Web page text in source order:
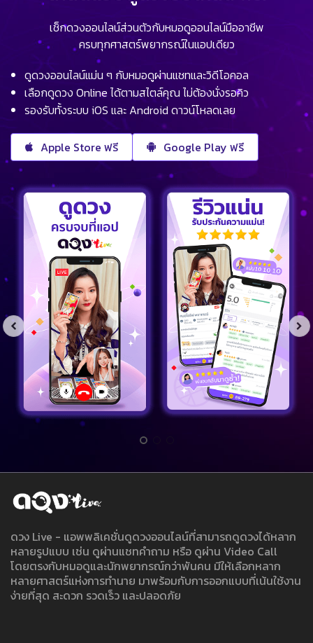
เช็กดวงออนไลน์ส่วนตัวกับหมอดูออนไลน์มืออาชีพ
ครบทุกศาสตร์พยากรณ์ในแอปเดียว
ดูดวงออนไลน์แม่น ๆ กับหมอดูผ่านแชทและวิดีโอคอล
เลือกดูดวง Online ได้ตามสไตล์คุณ ไม่ต้องนั่งรอคิว
รองรับทั้งระบบ iOS และ Android ดาวน์โหลดเลย
Apple Store ฟรี Google Play ฟรี
ดวง Live - แอพพลิเคชั่นดูดวงออนไลน์ที่สามารถดูดวงได้หลาก
หลายรูปแบบ เช่น ดูผ่านแชทคำถาม หรือ ดูผ่าน Video Call
โดยตรงกับหมอดูและนักพยากรณ์กว่าพันคน มีให้เลือกหลาก
หลายศาสตร์แห่งการทำนาย มาพร้อมกับการออกแบบที่เน้นใช้งาน
ง่ายที่สุด สะดวก รวดเร็ว และปลอดภัย